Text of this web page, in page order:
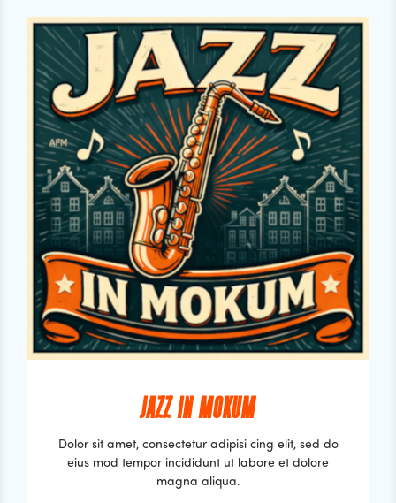
JAZZ IN MOKUM
Dolor sit amet, consectetur adipisi cing elit, sed do
eius mod tempor incididunt ut labore et dolore
magna aliqua.